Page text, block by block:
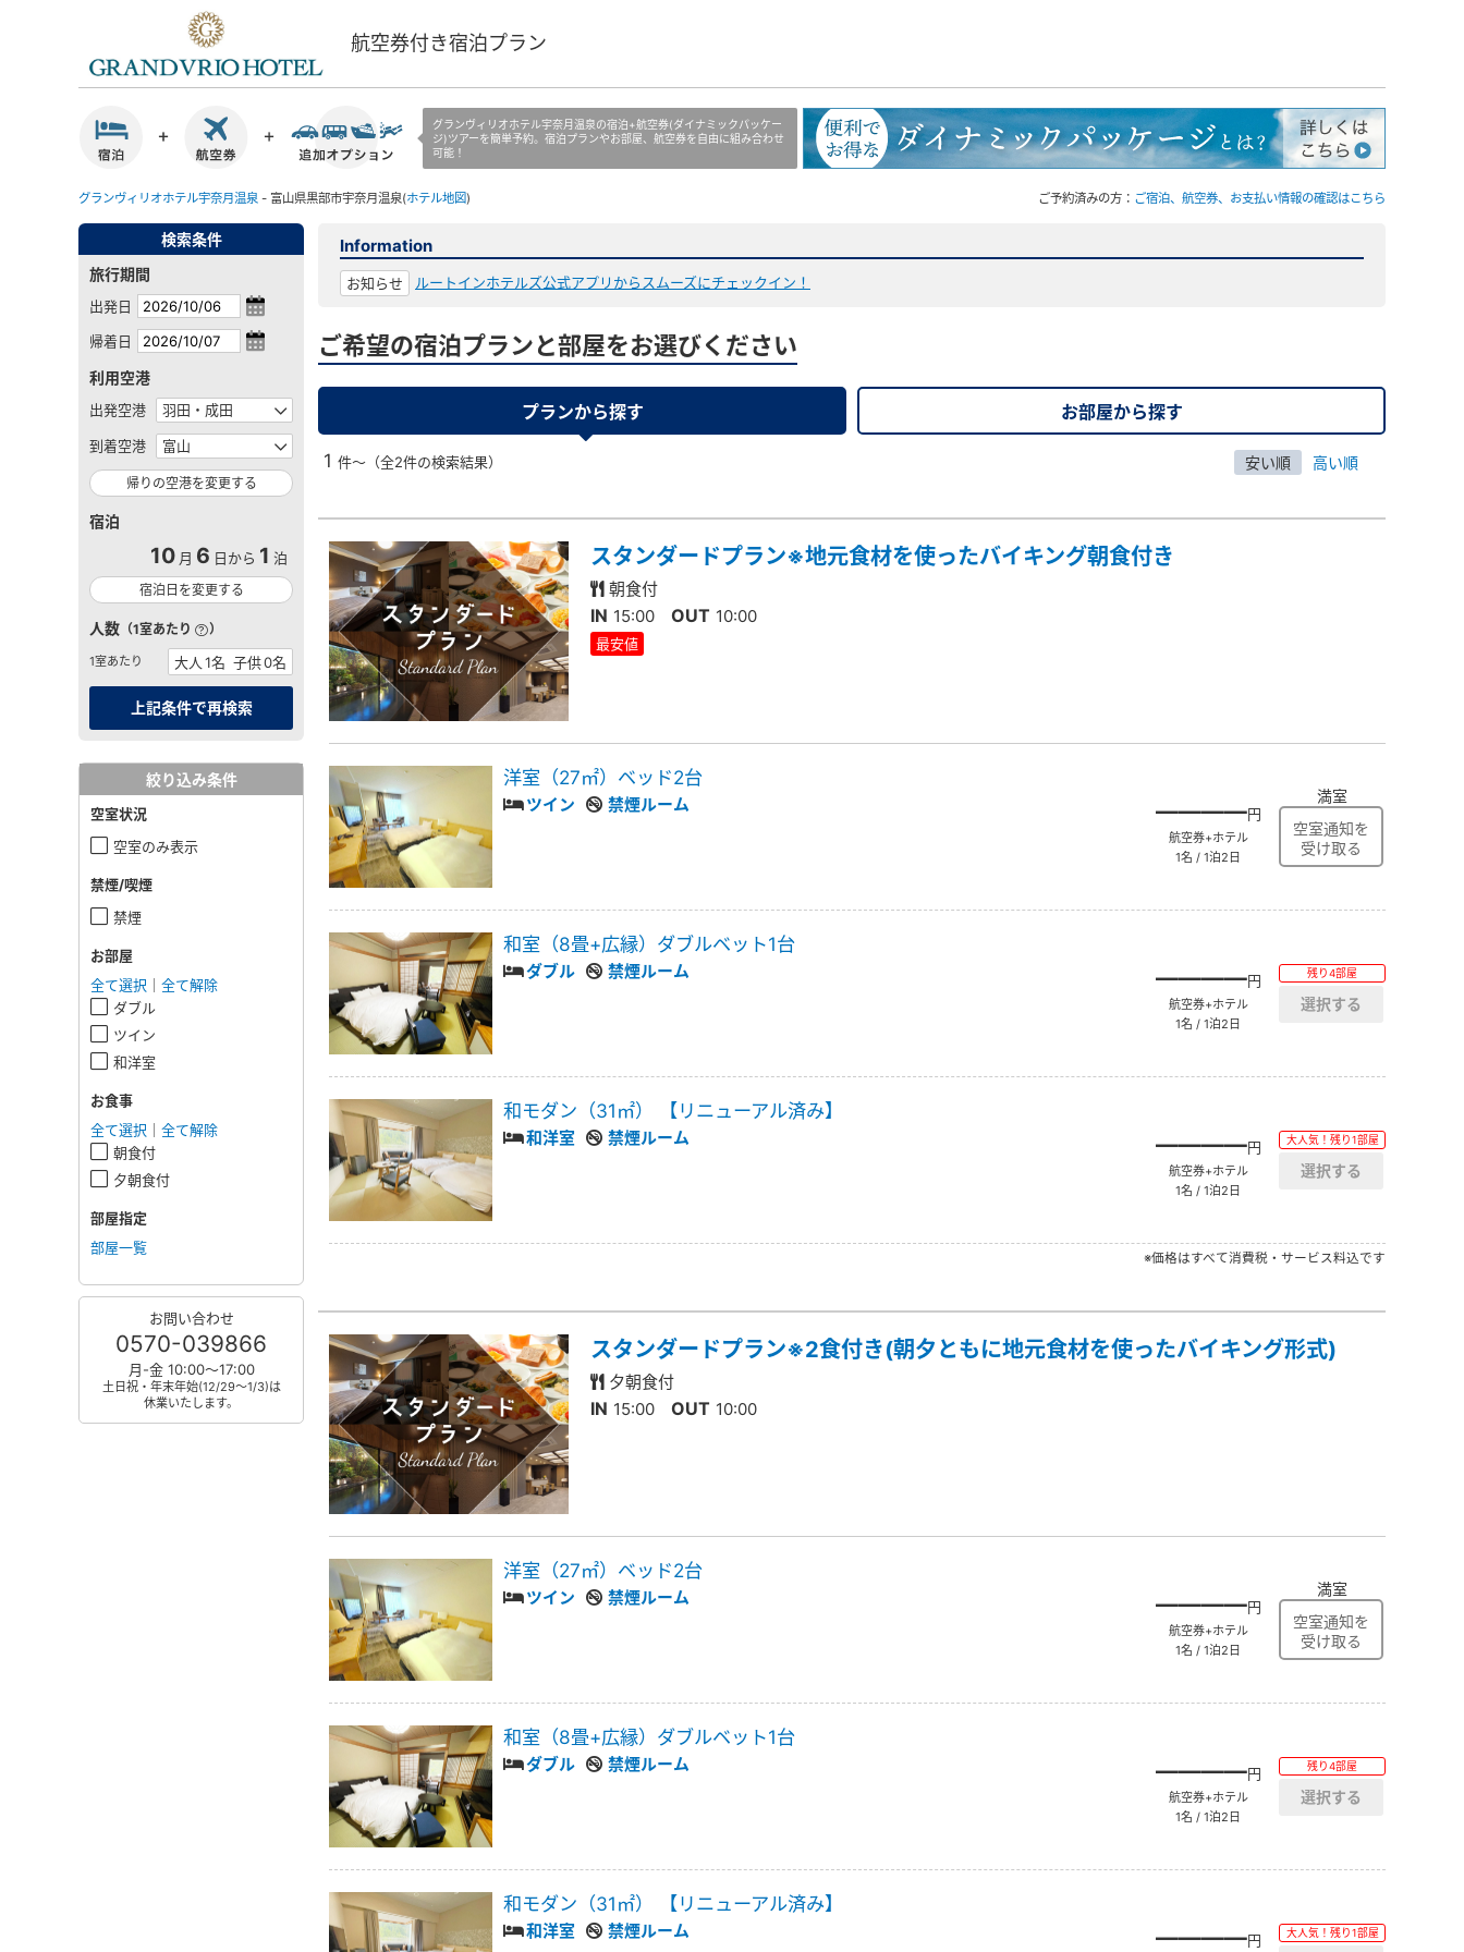
航空券付き宿泊プラン
グランヴィリオホテル宇奈月温泉の宿泊+航空券(ダイナミックパッケー
ジ)ツアーを簡単予約。宿泊プランやお部屋、航空券を自由に組み合わせ
可能！
グランヴィリオホテル宇奈月温泉 - 富山県黒部市宇奈月温泉(ホテル地図) ご予約済みの方： ご宿泊、航空券、お支払い情報の確認はこちら
検索条件
旅行期間
出発日
帰着日
利用空港
出発空港
到着空港
帰りの空港を変更する
宿泊
10 月 6 日から 1 泊
宿泊日を変更する
人数 （1室あたり ）
1室あたり
絞り込み条件
空室状況
空室のみ表示
禁煙/喫煙
禁煙
お部屋
全て選択
全て解除
ダブル
ツイン
和洋室
お食事
全て選択
全て解除
朝食付
夕朝食付
部屋指定
部屋一覧
お問い合わせ
0570-039866
月-金 10:00～17:00
土日祝・年末年始(12/29～1/3)は
休業いたします。
Information
お知らせ ルートインホテルズ公式アプリからスムーズにチェックイン！
ご希望の宿泊プランと部屋をお選びください
プランから探す お部屋から探す
1 件～（全2件の検索結果） 安い順 高い順
スタンダードプラン※地元食材を使ったバイキング朝食付き
朝食付
IN 15:00 OUT 10:00
最安値
洋室（27㎡）ベッド2台
ツイン 禁煙ルーム ――――円
航空券+ホテル
1名 / 1泊2日
満室
和室（8畳+広縁）ダブルベット1台
ダブル 禁煙ルーム ――――円
航空券+ホテル
1名 / 1泊2日
残り4部屋
和モダン（31㎡） 【リニューアル済み】
和洋室 禁煙ルーム ――――円
航空券+ホテル
1名 / 1泊2日
大人気！残り1部屋
※価格はすべて消費税・サービス料込です
スタンダードプラン※2食付き(朝夕ともに地元食材を使ったバイキング形式)
夕朝食付
IN 15:00 OUT 10:00
洋室（27㎡）ベッド2台
ツイン 禁煙ルーム ――――円
航空券+ホテル
1名 / 1泊2日
満室
和室（8畳+広縁）ダブルベット1台
ダブル 禁煙ルーム ――――円
航空券+ホテル
1名 / 1泊2日
残り4部屋
和モダン（31㎡） 【リニューアル済み】
和洋室 禁煙ルーム ――――円 大人気！残り1部屋